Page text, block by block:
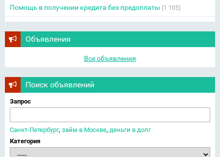
Помощь в получении кредита без предоплаты (1 105)
Объявления
Все объявления
Поиск объявлений
Запрос
Санкт-Петербург, займ в Москве, деньги в долг
Категория